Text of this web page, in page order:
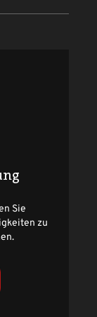
Sie
zu